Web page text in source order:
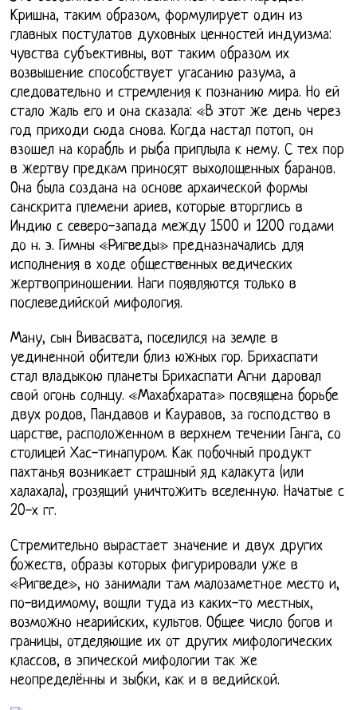
Кришна, таким образом, формулирует один из
главных постулатов духовных ценностей индуизма:
чувства субъективны, вот таким образом их
возвышение способствует угасанию разума, а
следовательно и стремления к познанию мира. Но ей
стало жаль его и она сказала: «В этот же день через
год приходи сюда снова. Когда настал потоп, он
взошел на корабль и рыба приплыла к нему. С тех пор
в жертву предкам приносят выхолощенных баранов.
Она была создана на основе архаической формы
санскрита племени ариев, которые вторглись в
Индию с северо-запада между 1500 и 1200 годами
до н. э. Гимны «Ригведы» предназначались для
исполнения в ходе общественных ведических
жертвоприношении. Наги появляются только в
послеведийской мифология.
Ману, сын Вивасвата, поселился на земле в
уединенной обители близ южных гор. Брихаспати
стал владыкою планеты Брихаспати Агни даровал
свой огонь солнцу. «Махабхарата» посвящена борьбе
двух родов, Пандавов и Кауравов, за господство в
царстве, расположенном в верхнем течении Ганга, со
столицей Хас-тинапуром. Как побочный продукт
пахтанья возникает страшный яд калакута (или
халахала), грозящий уничтожить вселенную. Начатые с
20-х гг.
Стремительно вырастает значение и двух других
божеств, образы которых фигурировали уже в
«Ригведе», но занимали там малозаметное место и,
по-видимому, вошли туда из каких-то местных,
возможно неарийских, культов. Общее число богов и
границы, отделяющие их от других мифологических
классов, в эпической мифологии так же
неопределённы и зыбки, как и в ведийской.